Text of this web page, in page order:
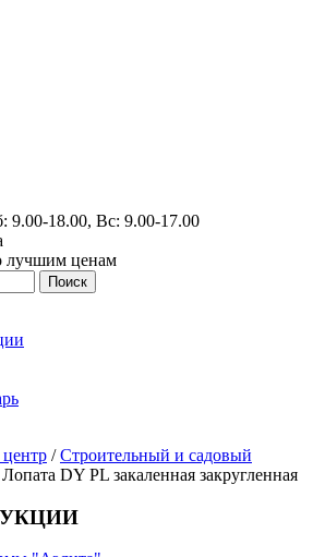
18.00, Вс: 9.00-17.00
лучшим ценам
/Строительный и садовый
Лопата DY PL закаленная закругленная